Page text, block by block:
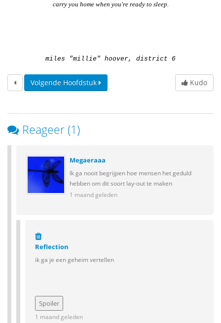
carry you home when you're ready to sleep.
miles "millie" hoover, district 6
Kudo
Volgende Hoofdstuk
Reageer (1)
Megaeraaa
Ik ga nooit begrijpen hoe mensen het geduld
hebben om dit soort lay-out te maken
1 maand geleden
RefIection
ik ga je een geheim vertellen
1 maand geleden